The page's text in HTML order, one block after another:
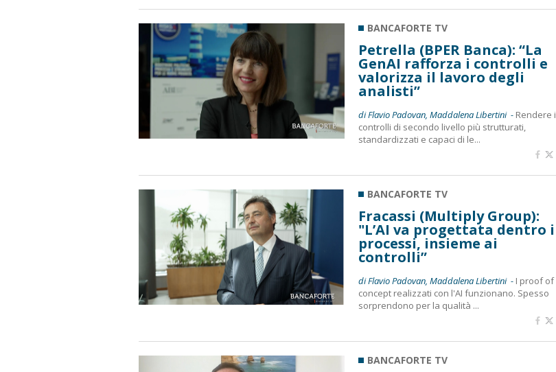
BANCAFORTE TV
Petrella (BPER Banca): “La
GenAI rafforza i controlli e
valorizza il lavoro degli
analisti”
di Flavio Padovan, Maddalena Libertini - Rendere i
controlli di secondo livello più strutturati,
standardizzati e capaci di le...
BANCAFORTE TV
Fracassi (Multiply Group):
"L’AI va progettata dentro i
processi, insieme ai
controlli”
di Flavio Padovan, Maddalena Libertini - I proof of
concept realizzati con l'AI funzionano. Spesso
sorprendono per la qualità ...
BANCAFORTE TV